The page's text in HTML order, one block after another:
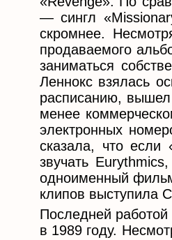
— сингл
скромнее.
продаваемого
заниматься
Леннокс взялась
расписанию,
менее
электронных
сказала, что
звучать
одноименный
клипов выступила
Последней
в 1989 году.